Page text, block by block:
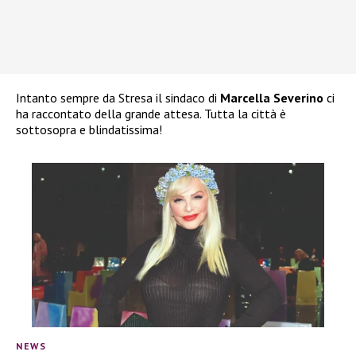
Intanto sempre da Stresa il sindaco di Marcella Severino ci
ha raccontato della grande attesa. Tutta la città è
sottosopra e blindatissima!
NEWS